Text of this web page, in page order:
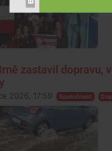
zastavil
2026, 17:59 Společnost